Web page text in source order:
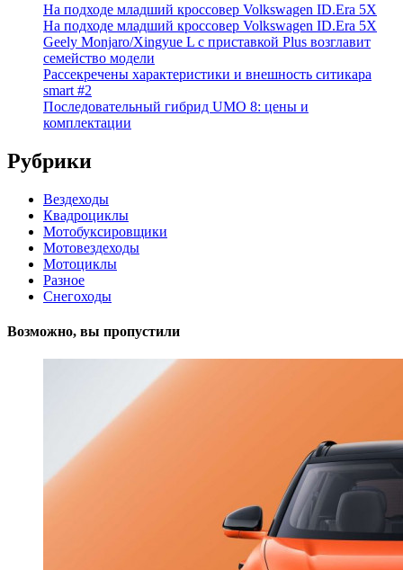
На подходе младший кроссовер Volkswagen ID.Era 5X
На подходе младший кроссовер Volkswagen ID.Era 5X
Geely Monjaro/Xingyue L с приставкой Plus возглавит
семейство модели
Рассекречены характеристики и внешность ситикара
smart #2
Последовательный гибрид UMO 8: цены и
комплектации
Рубрики
Вездеходы
Квадроциклы
Мотобуксировщики
Мотовездеходы
Мотоциклы
Разное
Снегоходы
Возможно, вы пропустили